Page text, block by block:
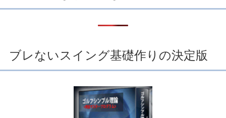
ブレないスイング基礎作りの決定版